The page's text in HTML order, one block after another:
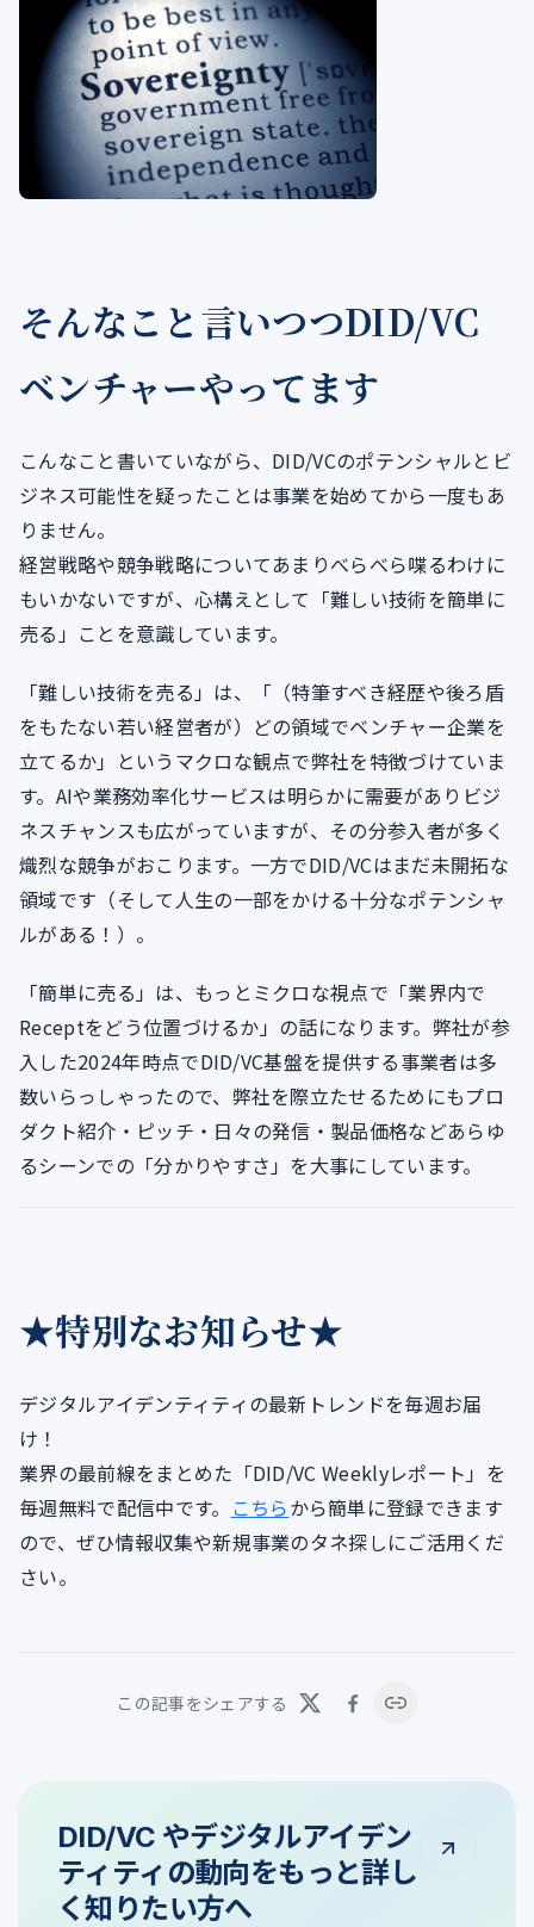
そんなこと言いつつDID/VC
ベンチャーやってます
こんなこと書いていながら、DID/VCのポテンシャルとビ
ジネス可能性を疑ったことは事業を始めてから一度もあ
りません。
経営戦略や競争戦略についてあまりべらべら喋るわけに
もいかないですが、心構えとして「難しい技術を簡単に
売る」ことを意識しています。
「難しい技術を売る」は、「（特筆すべき経歴や後ろ盾
をもたない若い経営者が）どの領域でベンチャー企業を
立てるか」というマクロな観点で弊社を特徴づけていま
す。AIや業務効率化サービスは明らかに需要がありビジ
ネスチャンスも広がっていますが、その分参入者が多く
熾烈な競争がおこります。一方でDID/VCはまだ未開拓な
領域です（そして人生の一部をかける十分なポテンシャ
ルがある！）。
「簡単に売る」は、もっとミクロな視点で「業界内で
Receptをどう位置づけるか」の話になります。弊社が参
入した2024年時点でDID/VC基盤を提供する事業者は多
数いらっしゃったので、弊社を際立たせるためにもプロ
ダクト紹介・ピッチ・日々の発信・製品価格などあらゆ
るシーンでの「分かりやすさ」を大事にしています。
★特別なお知らせ★
デジタルアイデンティティの最新トレンドを毎週お届
け！
業界の最前線をまとめた「DID/VC Weeklyレポート」を
毎週無料で配信中です。 こちらから簡単に登録できます
ので、ぜひ情報収集や新規事業のタネ探しにご活用くだ
さい。
この記事をシェアする
DID/VC やデジタルアイデン
ティティの動向をもっと詳し
く知りたい方へ